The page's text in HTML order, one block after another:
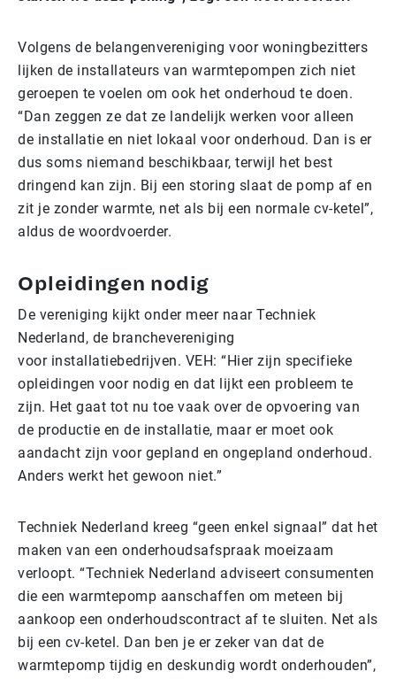
Volgens de belangenvereniging voor woningbezitters
lijken de installateurs van warmtepompen zich niet
geroepen te voelen om ook het onderhoud te doen.
“Dan zeggen ze dat ze landelijk werken voor alleen
de installatie en niet lokaal voor onderhoud. Dan is er
dus soms niemand beschikbaar, terwijl het best
dringend kan zijn. Bij een storing slaat de pomp af en
zit je zonder warmte, net als bij een normale cv-ketel”,
aldus de woordvoerder.
Opleidingen nodig
De vereniging kijkt onder meer naar Techniek
Nederland, de branchevereniging
voor installatiebedrijven. VEH: “Hier zijn specifieke
opleidingen voor nodig en dat lijkt een probleem te
zijn. Het gaat tot nu toe vaak over de opvoering van
de productie en de installatie, maar er moet ook
aandacht zijn voor gepland en ongepland onderhoud.
Anders werkt het gewoon niet.”
Techniek Nederland kreeg “geen enkel signaal” dat het
maken van een onderhoudsafspraak moeizaam
verloopt. “Techniek Nederland adviseert consumenten
die een warmtepomp aanschaffen om meteen bij
aankoop een onderhoudscontract af te sluiten. Net als
bij een cv-ketel. Dan ben je er zeker van dat de
warmtepomp tijdig en deskundig wordt onderhouden”,